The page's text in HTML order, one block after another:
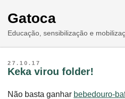
Gatoca
Educação, sensibilização e
27.10.17
Keka virou folder!
Não basta ganhar bebedouro-